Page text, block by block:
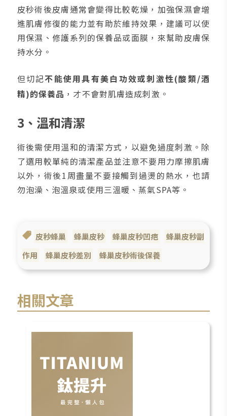
皮秒術後皮膚通常會變得比較乾燥，加強保濕會增
進肌膚修復的能力並有助於維持效果，建議可以使
用保濕、修護系列的保養品或面膜，來幫助皮膚保
持水分。
但切記不能使用具有美白功效或刺激性(酸類/酒
精)的保養品 ，才不會對肌膚造成刺激。
3、溫和清潔
術後需使用溫和的清潔方式，以避免過度刺激。除
了選用較單純的清潔產品並注意不要用力摩擦肌膚
以外，術後1周盡量不要接觸到過燙的熱水，也請
勿泡澡、泡溫泉或使用三溫暖、蒸氣SPA等。
皮秒蜂巢 蜂巢皮秒 蜂巢皮秒凹疤
蜂巢皮秒副
作用
蜂巢皮秒差別 蜂巢皮秒術後保養
相關文章